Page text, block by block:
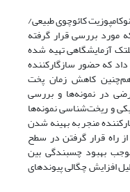
کائوچوی طبیعی/
مورد بررسی قرار گرفته
آزمایشگاهی تهیه شده
که حضور سازگارکننده
کاهش زمان پخت
در نمونه‌ها و بررسی
و ریخت‌شناسی نمونه‌ها
از 8 پارت سازگارکننده منجر به بهینه شدن
راه قرار گرفتن در سطح
بهبود چسبندگی بین
افزایش چگالی پیوندهای